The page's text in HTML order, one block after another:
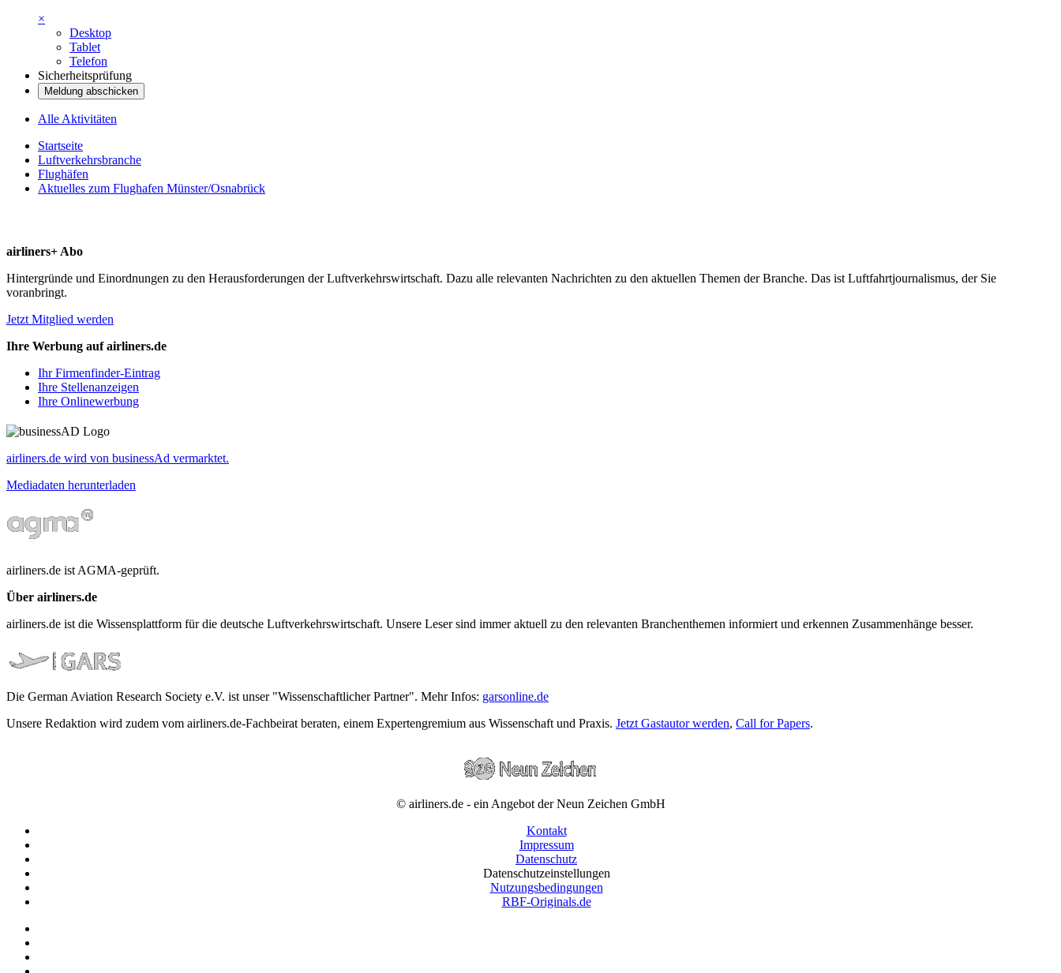
×
Desktop
Tablet
Telefon
Sicherheitsprüfung
Meldung abschicken
Alle Aktivitäten
Startseite
Luftverkehrsbranche
Flughäfen
Aktuelles zum Flughafen Münster/Osnabrück
airliners+ Abo
Hintergründe und Einordnungen zu den Herausforderungen der Luftverkehrswirtschaft. Dazu alle relevanten Nachrichten zu den aktuellen Themen der Branche. Das ist Luftfahrtjournalismus, der Sie
voranbringt.
Jetzt Mitglied werden
Ihre Werbung auf airliners.de
Ihr Firmenfinder-Eintrag
Ihre Stellenanzeigen
Ihre Onlinewerbung
airliners.de wird von businessAd vermarktet.
Mediadaten herunterladen
airliners.de ist AGMA-geprüft.
Über airliners.de
airliners.de ist die Wissensplattform für die deutsche Luftverkehrswirtschaft. Unsere Leser sind immer aktuell zu den relevanten Branchenthemen informiert und erkennen Zusammenhänge besser.
Die German Aviation Research Society e.V. ist unser "Wissenschaftlicher Partner". Mehr Infos: garsonline.de
Unsere Redaktion wird zudem vom airliners.de-Fachbeirat beraten, einem Expertengremium aus Wissenschaft und Praxis. Jetzt Gastautor werden, Call for Papers.
© airliners.de - ein Angebot der Neun Zeichen GmbH
Kontakt
Impressum
Datenschutz
Datenschutzeinstellungen
Nutzungsbedingungen
RBF-Originals.de